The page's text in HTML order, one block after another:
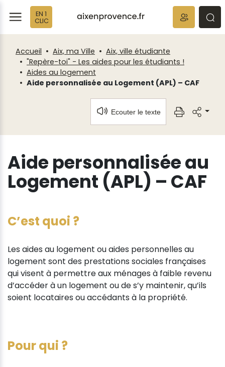
EN 1
CLIC
Accueil Aix, ma Ville
Aix, ville étudiante
"Repère-toi" - Les aides pour les étudiants !
Aides au logement
Aide personnalisée au Logement (APL) – CAF
Ecouter le texte
Aide personnalisée au
Logement (APL) – CAF
C’est quoi ?
Les aides au logement ou aides personnelles au
logement sont des prestations sociales françaises
qui visent à permettre aux ménages à faible revenu
d’accéder à un logement ou de s’y maintenir, qu’ils
soient locataires ou accédants à la propriété.
Pour qui ?
Panneau de gestion des cookies